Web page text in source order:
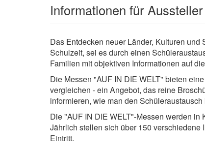
Informationen für
Das Entdecken neuer Länder, Kulturen
Schulzeit, sei es durch einen
Familien mit objektiven Informationen auf
Die Messen "AUF IN DIE WELT" bieten
vergleichen - ein Angebot, das reine
informieren, wie man den
Die "AUF IN DIE WELT"-Messen werden
Jährlich stellen sich über 150 verschiedene
Eintritt.